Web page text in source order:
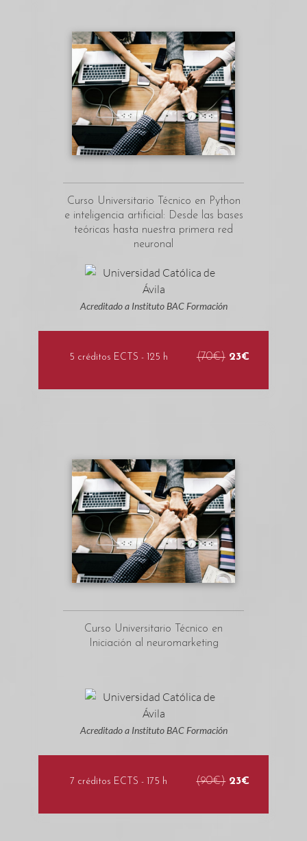
Curso Universitario Técnico en Python
e inteligencia artificial: Desde las bases
teóricas hasta nuestra primera red
neuronal
Acreditado a Instituto BAC Formación
5 créditos ECTS - 125 h (70€) 23€
Curso Universitario Técnico en
Iniciación al neuromarketing
Acreditado a Instituto BAC Formación
7 créditos ECTS - 175 h (90€) 23€